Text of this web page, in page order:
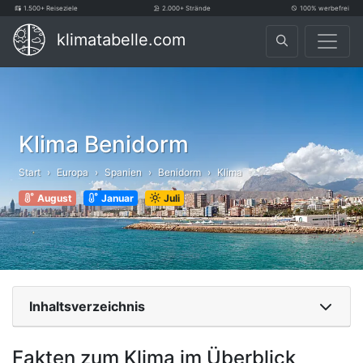
1.500+ Reiseziele 2.000+ Strände 100% werbefrei
klimatabelle.com
Klima Benidorm
Start Europa Spanien Benidorm Klima
August Januar Juli
Inhaltsverzeichnis
Fakten zum Klima im Überblick